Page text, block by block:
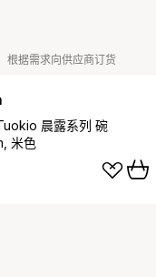
根据需求向供应商订货
晨露系列 碗
米色